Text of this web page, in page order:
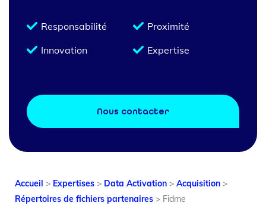
Responsabilité
Proximité
Innovation
Expertise
Nous contacter
Accueil > Expertises > Data Activation > Acquisition >
Répertoires de fichiers partenaires > Fidme